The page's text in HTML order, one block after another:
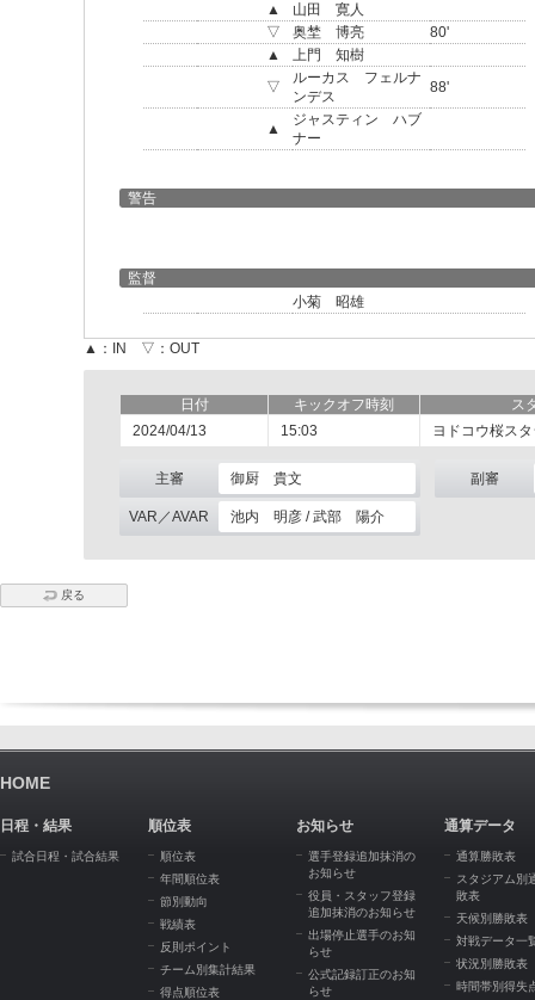
▲
山田 寛人
▽
奥埜 博亮
80'
▲
上門 知樹
▽
ルーカス フェルナ
ンデス
88'
▲
ジャスティン ハブ
ナー
警告
監督
小菊 昭雄
▲：IN ▽：OUT
日付 キックオフ時刻
ス
2024/04/13
15:03 ヨドコウ桜ス
主審 御厨 貴文 副審
VAR／AVAR 池内 明彦 / 武部 陽介
戻る
HOME
日程・結果
試合日程・試合結果
順位表
順位表
年間順位表
節別動向
戦績表
反則ポイント
チーム別集計結果
得点順位表
お知らせ
選手登録追加抹消の
お知らせ
役員・スタッフ登録
追加抹消のお知らせ
出場停止選手のお知
らせ
公式記録訂正のお知
らせ
通算データ
通算勝敗表
スタジアム別
敗表
天候別勝敗表
対戦データ一
状況別勝敗表
時間帯別得失